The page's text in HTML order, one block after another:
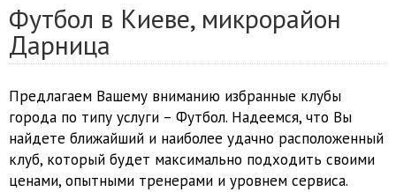
Футбол в Киеве, микрорайон
Дарница
Предлагаем Вашему вниманию избранные клубы
города по типу услуги – Футбол. Надеемся, что Вы
найдете ближайший и наиболее удачно расположенный
клуб, который будет максимально подходить своими
ценами, опытными тренерами и уровнем сервиса.